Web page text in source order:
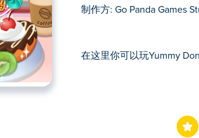
制作方: Go Panda Games
在这里你可以玩Yummy
Donut Factory. Yummy Donut Factory